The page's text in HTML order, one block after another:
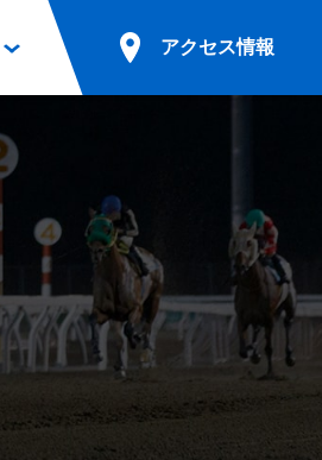
アクセス情報
無料送迎バスでのご来場
公共の交通機関でのご来場